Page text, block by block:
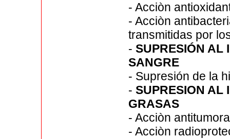
- Acciòn
- Acciòn
transmitidas por
-SUPRESIÓN AL
SANGRE
- Supresión de la
-SUPRESION AL
GRASAS
- Acciòn
- Acciòn